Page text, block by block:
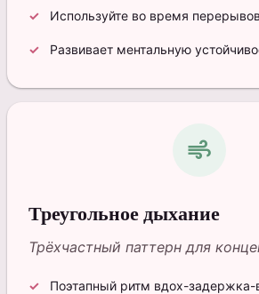
Используйте во время
Развивает ментальную
air
Треугольное дыхание
Трёхчастный паттерн для
Поэтапный ритм вдох-задержка-